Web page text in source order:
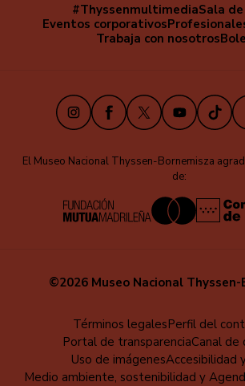
Navegación
secundaria
#ThyssenmultimediaSala
Eventos corporativos
Trabaja con nosotros
InstagramFacebook
X YoutubeTikTok
El Museo Nacional Thyssen-Bornemisza
de:
©2026 Museo Nacional Thyssen-
pie
Términos legalesPerfil del
Portal de transparenciaCanal de
Uso de imágenesAccesibilidad
Medio ambiente, sostenibilidad y